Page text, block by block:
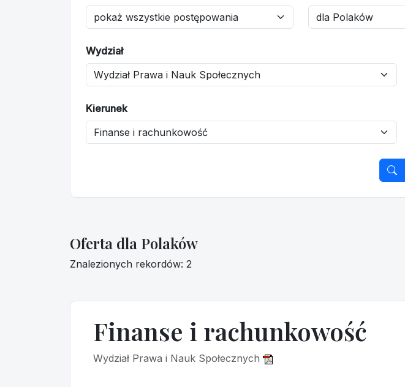
Wydział
Kierunek
Oferta dla Polaków
Znalezionych rekordów: 2
Finanse i rachunkowość
Wydział Prawa i Nauk Społecznych